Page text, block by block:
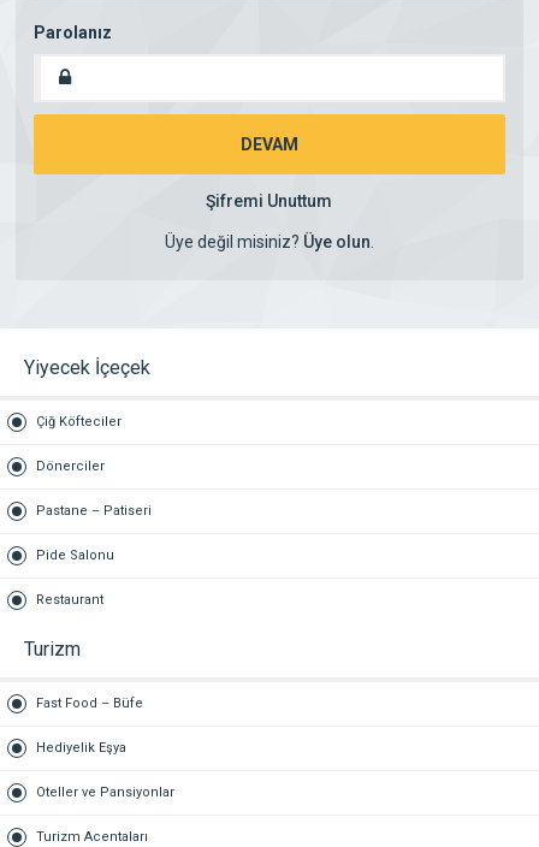
Parolanız
DEVAM
Şifremi Unuttum
Üye değil misiniz? Üye olun
Yiyecek İçeçek
Çiğ Köfteciler
Dönerciler
Pastane – Patiseri
Pide Salonu
Restaurant
Turizm
Fast Food – Büfe
Hediyelik Eşya
Oteller ve Pansiyonlar
Turizm Acentaları